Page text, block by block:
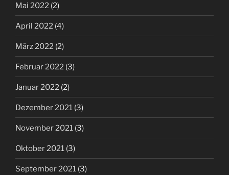
Mai 2022 (2)
April 2022 (4)
März 2022 (2)
Februar 2022 (3)
Januar 2022 (2)
Dezember 2021 (3)
November 2021 (3)
Oktober 2021 (3)
September 2021 (3)